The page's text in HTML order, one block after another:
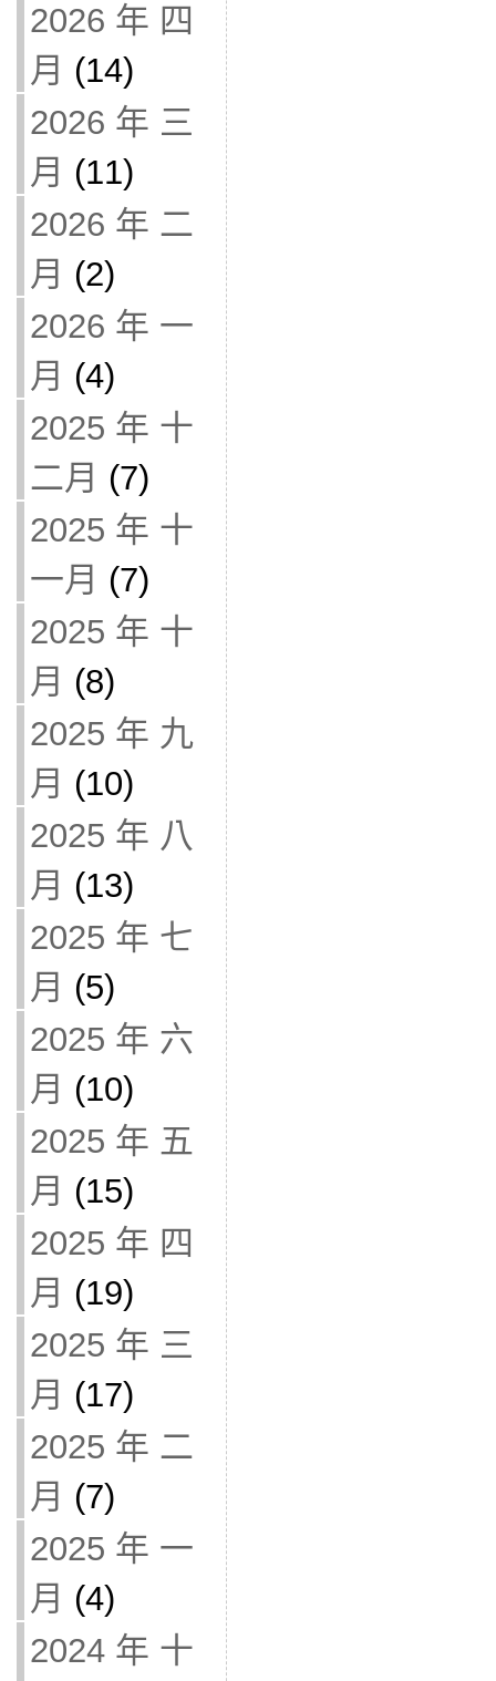
2026 年 四
月 (14)
2026 年 三
月 (11)
2026 年 二
月 (2)
2026 年 一
月 (4)
2025 年 十
二月 (7)
2025 年 十
一月 (7)
2025 年 十
月 (8)
2025 年 九
月 (10)
2025 年 八
月 (13)
2025 年 七
月 (5)
2025 年 六
月 (10)
2025 年 五
月 (15)
2025 年 四
月 (19)
2025 年 三
月 (17)
2025 年 二
月 (7)
2025 年 一
月 (4)
2024 年 十